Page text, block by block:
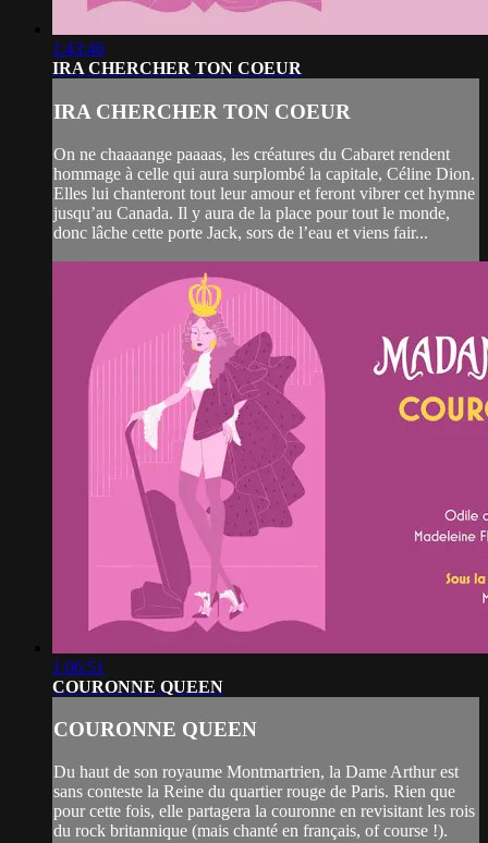
1:43:46
IRA CHERCHER TON COEUR
IRA CHERCHER TON COEUR
On ne chaaaange paaaas, les créatures du Cabaret rendent
hommage à celle qui aura surplombé la capitale, Céline Dion.
Elles lui chanteront tout leur amour et feront vibrer cet hymne
jusqu’au Canada. Il y aura de la place pour tout le monde,
donc lâche cette porte Jack, sors de l’eau et viens fair...
1:06:51
COURONNE QUEEN
COURONNE QUEEN
Du haut de son royaume Montmartrien, la Dame Arthur est
sans conteste la Reine du quartier rouge de Paris. Rien que
pour cette fois, elle partagera la couronne en revisitant les rois
du rock britannique (mais chanté en français, of course !).